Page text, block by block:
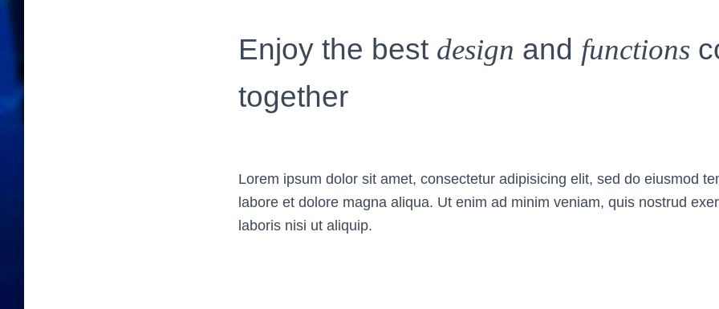
Enjoy the best design and functions
together
Lorem ipsum dolor sit amet, consectetur adipisicing elit, sed do eiusmod
labore et dolore magna aliqua. Ut enim ad minim veniam, quis nostrud
laboris nisi ut aliquip.